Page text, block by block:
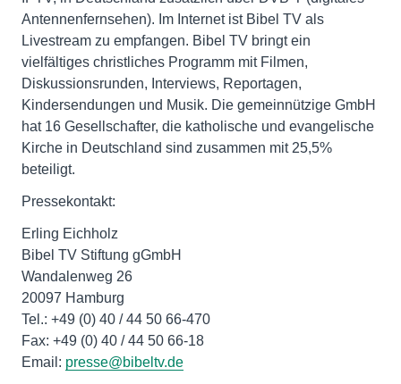
Antennenfernsehen). Im Internet ist Bibel TV als
Livestream zu empfangen. Bibel TV bringt ein
vielfältiges christliches Programm mit Filmen,
Diskussionsrunden, Interviews, Reportagen,
Kindersendungen und Musik. Die gemeinnützige GmbH
hat 16 Gesellschafter, die katholische und evangelische
Kirche in Deutschland sind zusammen mit 25,5%
beteiligt.
Pressekontakt:
Erling Eichholz
Bibel TV Stiftung gGmbH
Wandalenweg 26
20097 Hamburg
Tel.: +49 (0) 40 / 44 50 66-470
Fax: +49 (0) 40 / 44 50 66-18
Email: presse@bibeltv.de